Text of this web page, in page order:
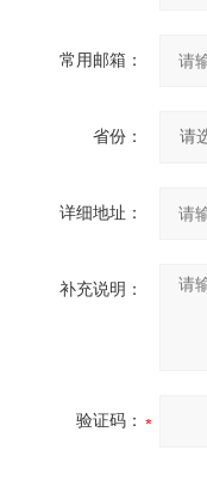
常用邮箱：
省份：
详细地址：
补充说明：
验证码：